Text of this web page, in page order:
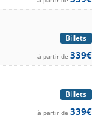
Billets
à partir de 339€
Billets
à partir de 339€